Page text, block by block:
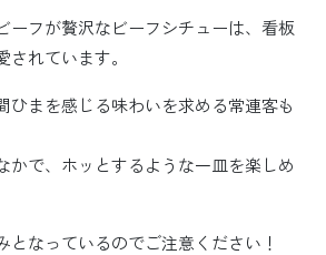
ーフが贅沢なビーフシチューは、看板
れています。
ひまを感じる味わいを求める常連客も
かで、ホッとするような一皿を楽しめ
となっているのでご注意ください！